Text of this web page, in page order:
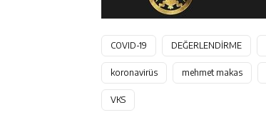
COVID-19 DEĞERLENDİRME
koronavirüs mehmet makas
VKS